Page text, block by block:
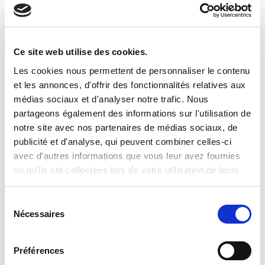
Ce site web utilise des cookies.
Les cookies nous permettent de personnaliser le contenu
et les annonces, d'offrir des fonctionnalités relatives aux
médias sociaux et d'analyser notre trafic. Nous
partageons également des informations sur l'utilisation de
notre site avec nos partenaires de médias sociaux, de
publicité et d'analyse, qui peuvent combiner celles-ci
avec d'autres informations que vous leur avez fournies
ou qu'ils ont collectées lors de votre utilisation de leurs
services.
Nécessaires
Préférences
ULTIMI POST
Clevertech Group
UNE JOURNE'E D'INNOVATION
CHEZ CASA SIEMENS
GLOBAL AUTOMATION MEETING